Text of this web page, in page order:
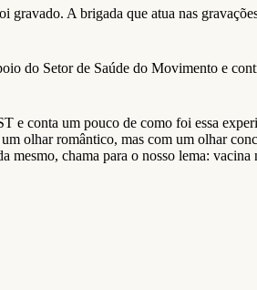
gravado. A brigada que atua nas
do Setor de Saúde do Movimento e
conta um pouco de como foi essa
olhar romântico, mas com um olhar
chama para o nosso lema: